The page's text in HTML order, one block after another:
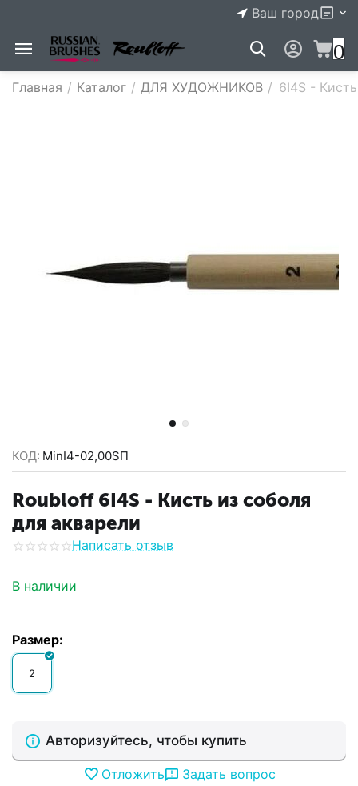
Ваш город
0
Главная / Каталог / ДЛЯ ХУДОЖНИКОВ / 6I4S -
КОД: MinI4-02,00SП
Roubloff 6I4S - Кисть из соболя
для акварели
Написать отзыв
В наличии
Размер:
2
Авторизуйтесь, чтобы купить
Отложить Задать вопрос